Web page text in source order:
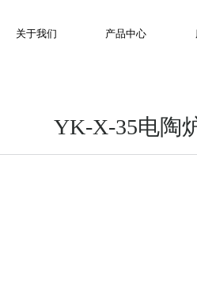
关于我们 产品中心
YK-X-35电陶